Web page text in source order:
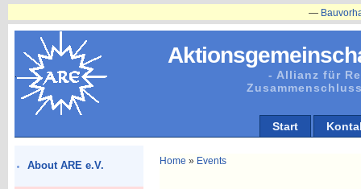
- Allianz für
Start
About ARE e.V.
Bauvorhaben
Home » Events